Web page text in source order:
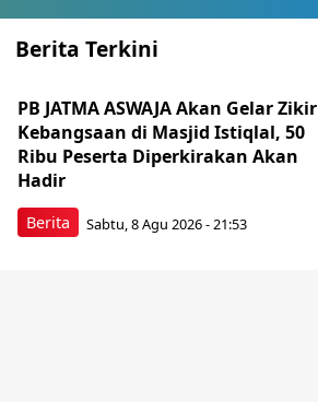
Berita Terkini
Berita
PB JATMA ASWAJA Akan Gelar Zikir
Kebangsaan di Masjid Istiqlal, 50
Ribu Peserta Diperkirakan Akan
Hadir
Sabtu, 8 Agu 2026 - 21:53